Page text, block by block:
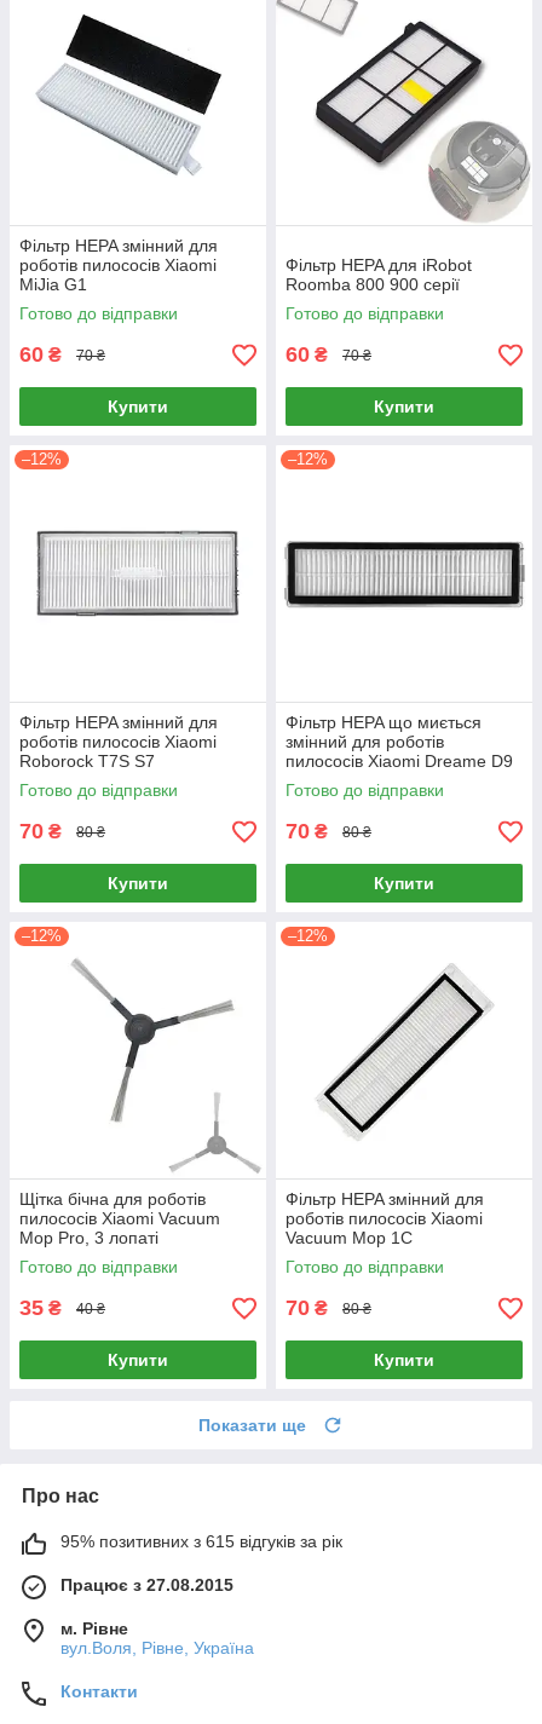
Фільтр HEPA змінний для
роботів пилососів Xiaomi
MiJia G1
Готово до відправки
60 ₴ 70 ₴
Купити
Фільтр HEPA для iRobot
Roomba 800 900 серії
Готово до відправки
60 ₴ 70 ₴
Купити
–12%
Фільтр HEPA змінний для
роботів пилососів Xiaomi
Roborock T7S S7
Готово до відправки
70 ₴ 80 ₴
Купити
–12%
Фільтр HEPA що миється
змінний для роботів
пилососів Xiaomi Dreame D9
Готово до відправки
70 ₴ 80 ₴
Купити
–12%
Щітка бічна для роботів
пилососів Xiaomi Vacuum
Mop Pro, 3 лопаті
Готово до відправки
35 ₴ 40 ₴
Купити
–12%
Фільтр HEPA змінний для
роботів пилососів Xiaomi
Vacuum Mop 1C
Готово до відправки
70 ₴ 80 ₴
Купити
Показати ще
Про нас
95% позитивних з 615 відгуків за рік
Працює з 27.08.2015
м. Рівне
вул.Воля, Рівне, Україна
Контакти